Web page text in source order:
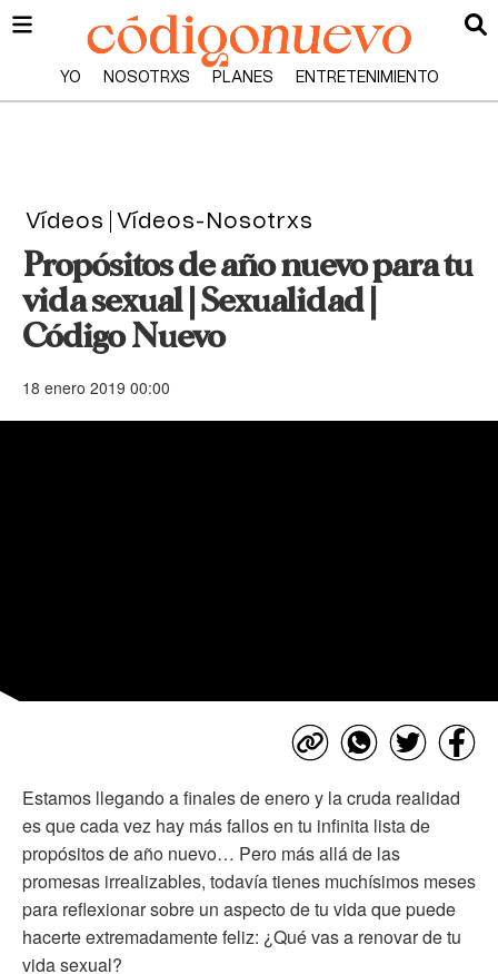
YO NOSOTRXS PLANES ENTRETENIMIENTO
Vídeos Vídeos-Nosotrxs
Propósitos de año nuevo para tu
vida sexual | Sexualidad |
Código Nuevo
18 enero 2019 00:00
Estamos llegando a finales de enero y la cruda realidad
es que cada vez hay más fallos en tu infinita lista de
propósitos de año nuevo… Pero más allá de las
promesas irrealizables, todavía tienes muchísimos meses
para reflexionar sobre un aspecto de tu vida que puede
hacerte extremadamente feliz: ¿Qué vas a renovar de tu
vida sexual?